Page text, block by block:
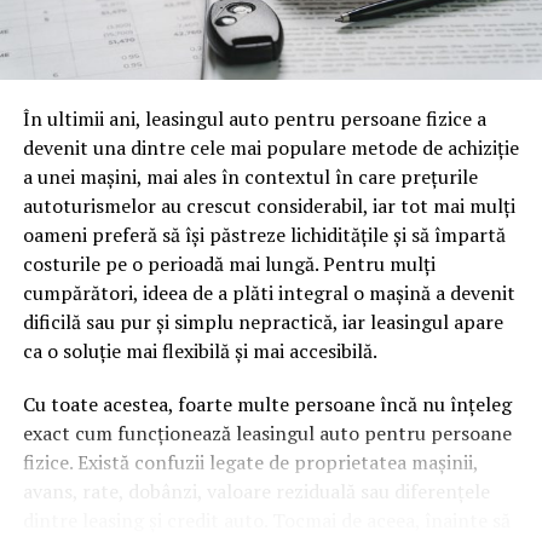
o mină de informație, plină de întrebări pe care și le pun
oamenii cu adevărat. Dacă transcrierea ajunge pe o
cuvinte tematice, scrise exact în limbajul în care se
caută.
Apoi vine partea de comportament. O pagină pe care
vizitatorii stau zece, cincisprezece minute ca să
urmărească replay-ul trimite un semnal greu de ignorat.
Google nu îți măsoară direct satisfacția, însă timpul
petrecut, scrollul și revenirile spun ceva despre cât de
util e materialul.
Și mai e ceva ce se uită ușor. Un webinar reușit atrage
linkuri aproape de la sine. Cineva îl menționează într-un
newsletter, altcineva îl citează într-un articol, un
partener îl trimite în comunitatea lui. Fiecare astfel de
În ultimii ani, leasingul auto pentru persoane fizice a
devenit una dintre cele mai populare metode de achiziție
a unei mașini, mai ales în contextul în care prețurile
autoturismelor au crescut considerabil, iar tot mai mulți
oameni preferă să își păstreze lichiditățile și să împartă
costurile pe o perioadă mai lungă. Pentru mulți
cumpărători, ideea de a plăti integral o mașină a devenit
dificilă sau pur și simplu nepractică, iar leasingul apare
ca o soluție mai flexibilă și mai accesibilă.
Cu toate acestea, foarte multe persoane încă nu înțeleg
exact cum funcționează leasingul auto pentru persoane
fizice. Există confuzii legate de proprietatea mașinii,
avans, rate, dobânzi, valoare reziduală sau diferențele